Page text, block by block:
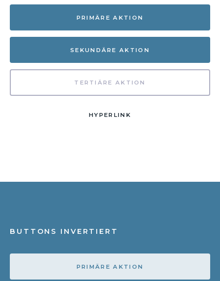
PRIMÄRE AKTION
SEKUNDÄRE AKTION
TERTIÄRE AKTION
HYPERLINK
BUTTONS INVERTIERT
PRIMÄRE AKTION